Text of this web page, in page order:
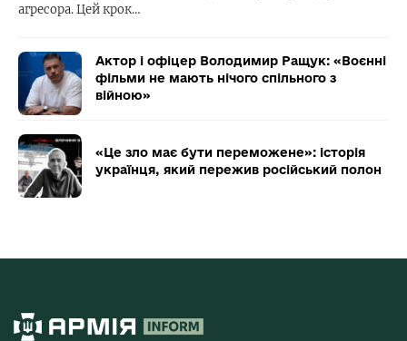
агресора. Цей крок…
Актор і офіцер Володимир Ращук: «Воєнні
фільми не мають нічого спільного з
війною»
«Це зло має бути переможене»: історія
українця, який пережив російський полон